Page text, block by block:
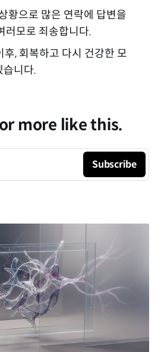
황으로 많은 연락에 답변을
러모로 죄송합니다.
후, 회복하고 다시 건강한 모
습니다.
more like this.
Subscribe